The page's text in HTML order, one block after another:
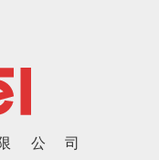
公司